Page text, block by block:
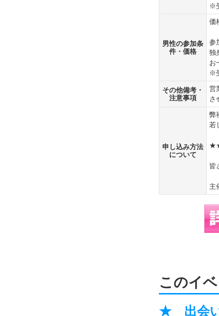
※
男性の参加条
件・価格
価
参
独
お
※
その他備考・
注意事項
営
さ
申し込み方法
について
弊
若
皆
主
このイ
★ 出会い